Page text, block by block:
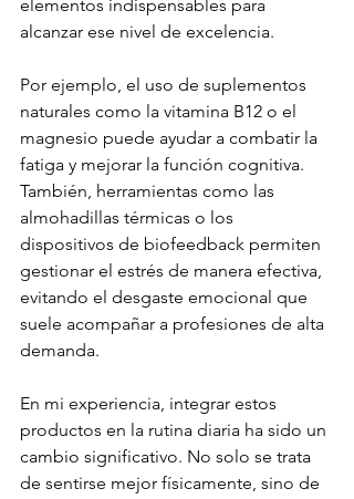
elementos indispensables para
alcanzar ese nivel de excelencia.
Por ejemplo, el uso de suplementos
naturales como la vitamina B12 o el
magnesio puede ayudar a combatir la
fatiga y mejorar la función cognitiva.
También, herramientas como las
almohadillas térmicas o los
dispositivos de biofeedback permiten
gestionar el estrés de manera efectiva,
evitando el desgaste emocional que
suele acompañar a profesiones de alta
demanda.
En mi experiencia, integrar estos
productos en la rutina diaria ha sido un
cambio significativo. No solo se trata
de sentirse mejor físicamente, sino de